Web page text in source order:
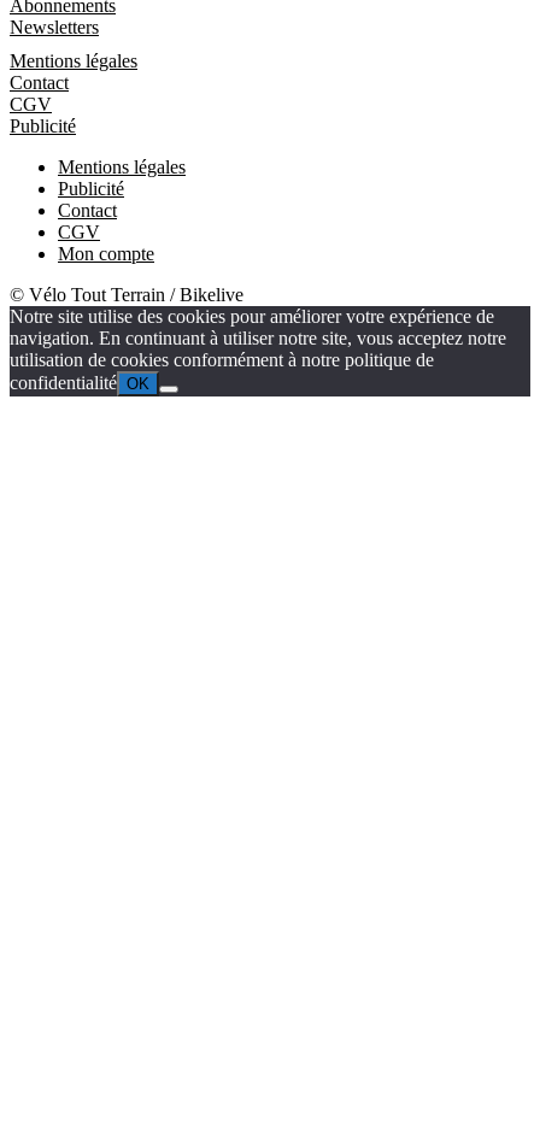
Abonnements
Newsletters
Mentions légales
Contact
CGV
Publicité
Mentions légales
Publicité
Contact
CGV
Mon compte
© Vélo Tout Terrain / Bikelive
Notre site utilise des cookies pour améliorer votre expérience de
navigation. En continuant à utiliser notre site, vous acceptez notre
utilisation de cookies conformément à notre politique de
confidentialité OK